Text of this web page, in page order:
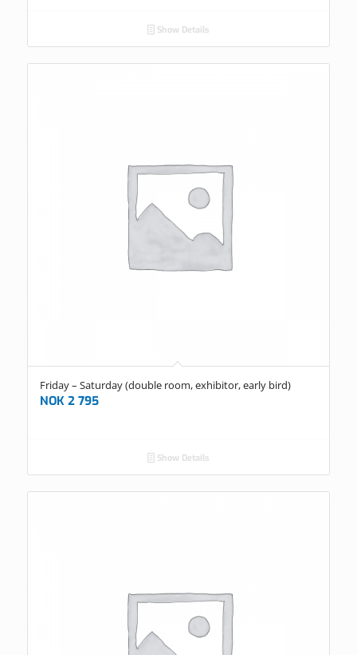
Show Details
Friday – Saturday (double room, exhibitor, early bird)
NOK2 795
Show Details